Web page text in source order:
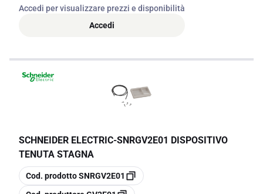
Accedi per visualizzare prezzi e disponibilità
Accedi
SCHNEIDER ELECTRIC-SNRGV2E01 DISPOSITIVO
TENUTA STAGNA
copia
Cod. prodottoSNRGV2E01
copia